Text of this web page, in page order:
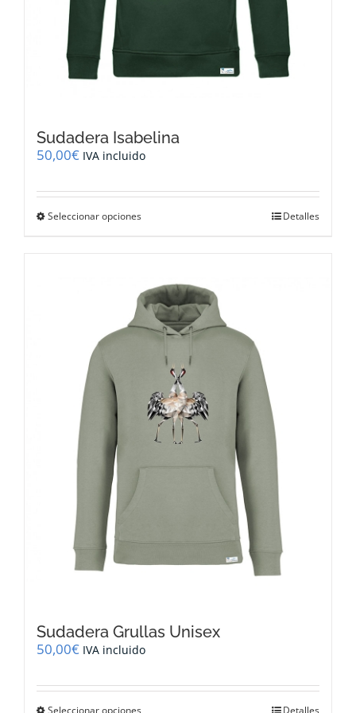
Sudadera Isabelina
50,00€ IVA incluido
Seleccionar opciones
variantes.
Las
opciones
se
pueden
elegir
página
de
producto
Detalles
Sudadera Grullas Unisex
50,00€ IVA incluido